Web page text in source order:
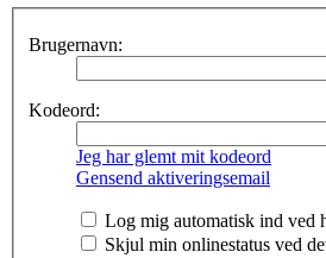
Brugernavn:
Kodeord:
Jeg har glemt mit kodeord
Gensend aktiveringsemail
Log mig automatisk ind ved
Skjul min onlinestatus ved